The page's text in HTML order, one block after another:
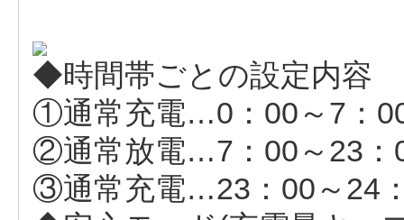
◆時間帯ごとの設定内容
①通常充電…0：00～7：
②通常放電…7：00～23：
③通常充電…23：00～24